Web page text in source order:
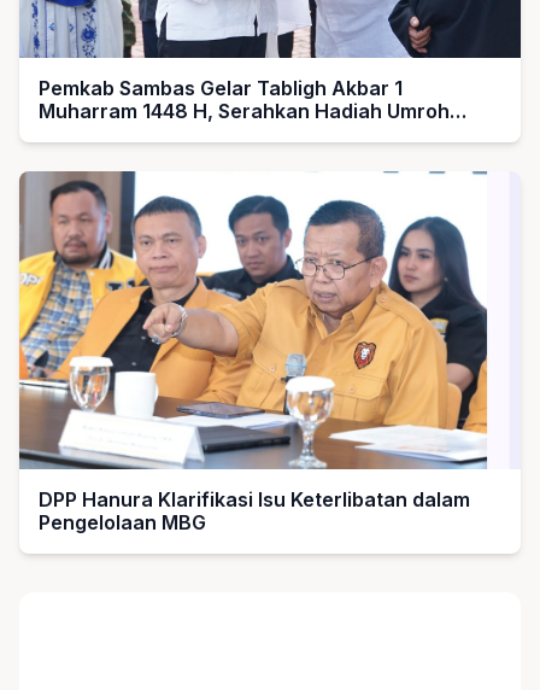
Pemkab Sambas Gelar Tabligh Akbar 1
Muharram 1448 H, Serahkan Hadiah Umroh
DPP Hanura Klarifikasi Isu Keterlibatan dalam
Pengelolaan MBG